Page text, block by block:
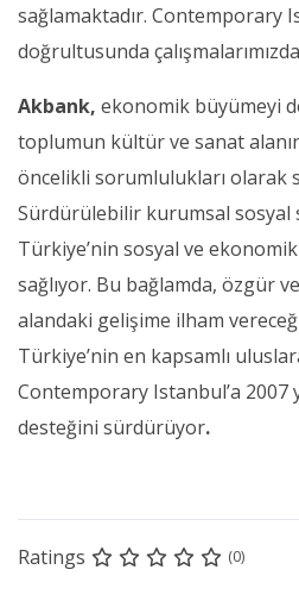
sağlamaktadır. Contemporary
doğrultusunda
Akbank, ekonomik büyümeyi
toplumun kültür ve sanat
öncelikli sorumlulukları olarak
Sürdürülebilir kurumsal
Türkiye’nin sosyal ve
sağlıyor. Bu bağlamda, özgür
alandaki gelişime ilham
Türkiye’nin en kapsamlı
Contemporary Istanbul’a 2007
desteğini sürdürüyor.
Ratings (0)